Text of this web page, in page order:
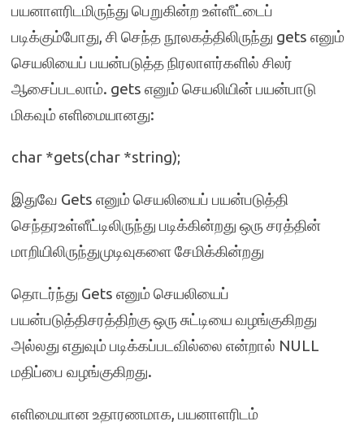
பயனாளரிடமிருந்து பெறுகின்ற உள்ளீட்டைப்
படிக்கும்போது, சி செந்த நூலகத்திலிருந்து gets எனும்
செயலியைப் பயன்படுத்த நிரலாளர்களில் சிலர்
ஆசைப்படலாம். gets எனும் செயலியின் பயன்பாடு
மிகவும் எளிமையானது:
char *gets(char *string);
இதுவே Gets எனும் செயலியைப் பயன்படுத்தி
செந்தரஉள்ளீட்டிலிருந்து படிக்கின்றது ஒரு சரத்தின்
மாறியிலிருந்துமுடிவுகளை சேமிக்கின்றது
தொடர்ந்து Gets எனும் செயலியைப்
பயன்படுத்திசரத்திற்கு ஒரு சுட்டியை வழங்குகிறது
அல்லது எதுவும் படிக்கப்படவில்லை என்றால் NULL
மதிப்பை வழங்குகிறது.
எளிமையான உதாரணமாக, பயனாளரிடம்